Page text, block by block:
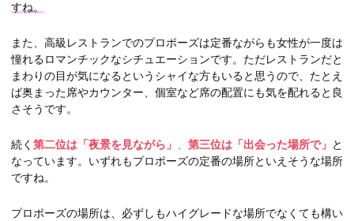
すね。
また、高級レストランでのプロポーズは定番ながらも女性が一度は
憧れるロマンチックなシチュエーションです。ただレストランだと
まわりの目が気になるというシャイな方もいると思うので、たとえ
ば奥まった席やカウンター、個室など席の配置にも気を配れると良
さそうです。
続く 第二位は「夜景を見ながら」 、 第三位は「出会った場所で」 と
なっています。いずれもプロポーズの定番の場所といえそうな場所
ですね。
プロポーズの場所は、必ずしもハイグレードな場所でなくても構い